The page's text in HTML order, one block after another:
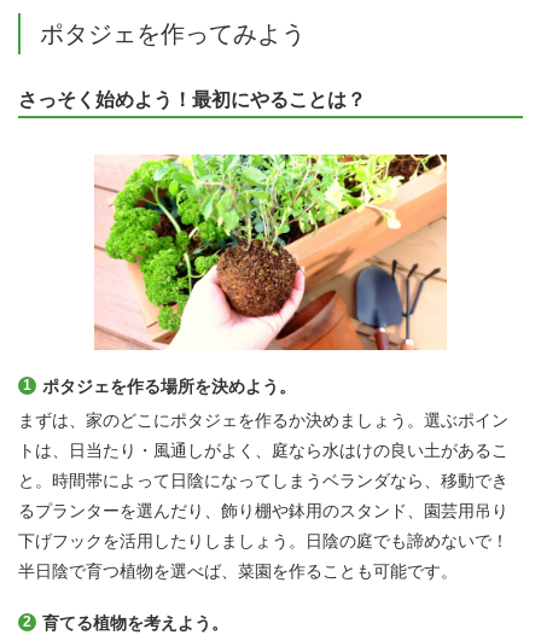
ポタジェを作ってみよう
さっそく始めよう！最初にやることは？
ポタジェを作る場所を決めよう。
まずは、家のどこにポタジェを作るか決めましょう。選ぶポイン
トは、日当たり・風通しがよく、庭なら水はけの良い土があるこ
と。時間帯によって日陰になってしまうベランダなら、移動でき
るプランターを選んだり、飾り棚や鉢用のスタンド、園芸用吊り
下げフックを活用したりしましょう。日陰の庭でも諦めないで！
半日陰で育つ植物を選べば、菜園を作ることも可能です。
育てる植物を考えよう。